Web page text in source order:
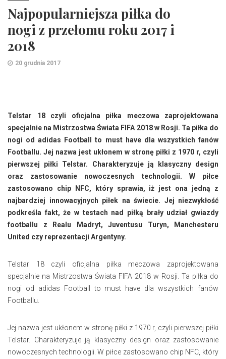
Najpopularniejsza piłka do
nogi z przełomu roku 2017 i
2018
20 grudnia 2017
Telstar 18 czyli oficjalna piłka meczowa zaprojektowana
specjalnie na Mistrzostwa Świata FIFA 2018 w Rosji. Ta piłka do
nogi od adidas Football to must have dla wszystkich fanów
Footballu. Jej nazwa jest ukłonem w stronę piłki z 1970 r, czyli
pierwszej piłki Telstar. Charakteryzuje ją klasyczny design
oraz zastosowanie nowoczesnych technologii. W piłce
zastosowano chip NFC, który sprawia, iż jest ona jedną z
najbardziej innowacyjnych piłek na świecie. Jej niezwykłość
podkreśla fakt, że w testach nad piłką brały udział gwiazdy
footballu z Realu Madryt, Juventusu Turyn, Manchesteru
United czy reprezentacji Argentyny.
Telstar 18 czyli oficjalna piłka meczowa zaprojektowana
specjalnie na Mistrzostwa Świata FIFA 2018 w Rosji. Ta piłka do
nogi od adidas Football to must have dla wszystkich fanów
Footballu.
Jej nazwa jest ukłonem w stronę piłki z 1970 r, czyli pierwszej piłki
Telstar. Charakteryzuje ją klasyczny design oraz zastosowanie
nowoczesnych technologii. W piłce zastosowano chip NFC, który